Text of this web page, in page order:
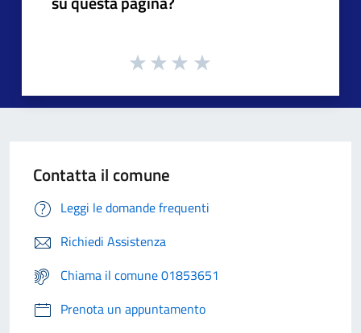
Contatta il comune
Leggi le domande frequenti
Richiedi Assistenza
Chiama il comune 01853651
Prenota un appuntamento